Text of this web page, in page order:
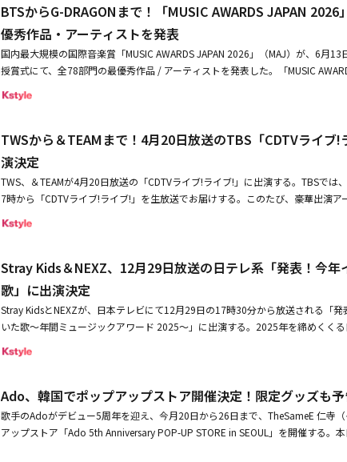
【出演者】※出演順ではございません。DAY1 ＜9月22日（火・祝）＞
幾田りら、RIIZE、NiziU、KickFlip、CORTIS、IDID、KiiiKiii DAY2 ＜9月23日（水
E、BE:FIRST、＆TEAM、INI、Hearts2Hearts、HANA、ALPHA DRIVE ONE、
金】（税込み）・単日券全席指定：18,000円VIPアップグレードチケット ＋
ります。※VIP席アップグレードの発売日等の詳細は、別途ご案内をさせていた
2次先行7月16日（木）17:00～8月2日（日）23:59 ローソンチケット※単日券の
【お問い合わせ】ライブインフォメーションTEL：0570-017-230（平日12:00
ク「INKIGAYO LIVE in TOKYO」公式サイト「INKIGAYO LIVE in TOKYO」公式X
はそのブランドを象徴する豪華K-POPアーティストが一堂に会し、日本でしか
ルステージを届ける。今回の出演ラインアップには、TOMORROW X TOGETHER
りら、RIIZE、CORTIS、BE:FIRST、＆TEAM、HANA、NiziU、INI、KickFlip、
AND2BLE、ALPHA DRIVE ONE、IDIDなど、グローバルに活躍するK-POPアーテ
するアーティストが出演し、世代や国境を越えた多彩なパフォーマンスを通じて
ャーが融合する特別なステージを創
2026年はベルーナドームを舞台に、2日間開催の大型コンサートとして実施。世
アーティストを中心とした圧巻のライブパフォーマンスに加え、日本を代表する
演により、ここでしか味わえないプレミアムなエンターテインメント体験を届
ームにスケールアップ！「SBS人気歌謡」ライブイベントが4月12日と13日に日
大熱狂■開催概要 「
日（水・祝）開場16:00/開演18:00（予定）【会場】ベルーナドーム（埼玉県所
TOMORROW X TOGETHER、IVE、Ado、幾田りら、RIIZE、CORTIS、BE:FIRST
NiziU、INI、KickFlip、Hearts2Hearts、KiiiKiii、AND2BLE、ALPHA DRIVE ONE、
al stage※出演日は後日発表いたします。【チケット料金】（税込み）・単日券
VIPアップグレードチケット ＋12,000円 ・2日通し券全席指定：33,000円VIP
ット ＋24,000円※VIP席はアリーナ前方席を予定しております。※VIP席アップ
の詳細は、別途ご案内をさせていただきます。※VIP席アップグレードのご購入
7月12日（日）23:59ローソンチケット※2日通し券のみ対象となります。【お問
ンフォメーションTEL：0570-017-230（平日12:00～15:00）■関連リンク「
O」公式サイト「INKIGAYO LIVE in TOKYO」公式X
BTSからG-DRAGONまで！「MUSIC AWARDS JAPAN 2026
優秀作品・アーティストを発表
国内最大規模の国際音楽賞「MUSIC AWARDS JAPAN 2026」（MAJ）が、6月13
授賞式にて、全78部門の最優秀作品 / アーティストを発表した。「MUSIC
の国際音楽賞だ。日本をはじめアジアの音楽を世界へ発信し、日本の音楽をグ
業界主要5団体（日本レコード協会、日本音楽事業者協会、日本音楽制作者連盟
会、コンサートプロモーターズ協会）が垣根を越え、世界の音楽業界と連携し、
いていく機会として設立した。「MAJ」では、アーティストをはじめとした音楽
る投票によって、主要6部門を含む全78部門の最優秀作品 / アーティストを決
く）。第2回目となる今年は、6月13日（土）にTOYOTA ARENA TOKYOを含む会
した。主要部門を表彰するGrand Ceremonyの模様はNHKにて生放送、その前
nyおよびGrand Ceremonyの様子は、グローバルプロジェクトパートナーである
配信（※一部地域を除く）、ゴールドパートナーであるNTTドコモの映像配信サ
EMA、radikoでも生配信した。さらに、SpotifyやTikTok、X、YouTubeなどの
でも、ショートコンテンツの発信を行っている。「MAJ」で創設されたのは、多
アーティスト賞」「最優秀アルバム賞」「Best Global Hit from Japan」「最優
APAN 2026」Grand Ceremony 発表一覧】◆最優秀楽曲賞怪獣 ／ サカナクショ
スト賞Mrs. GREEN APPLE◆最優秀ニュー・アーティスト賞HANA◆最優秀アルバ
Kaze◆Best Global Hit from JapanHYPNOTIZE ／ XG◆最優秀アジア楽曲賞【
n ／ HUNTR/X◆最優秀 J-POP 楽曲賞IRIS OUT ／ 米津玄師◆最優秀ロック楽曲賞
TWSから＆TEAMまで！4月20日放送のTBS「CDTVライブ!
演決定
TWS、＆TEAMが4月20日放送の「CDTVライブ!ライブ!」に出演する。TBSでは
7時から「CDTVライブ!ライブ!」を生放送でお届けする。このたび、豪華出演ア
「アイ・アイ・ア」、さらには人気曲「踊」の3曲をすべてフルサイズで歌唱す
名曲「SUPER HAPPY」を約30年の時を経てリメイク・カバーした最新曲「超超
eat. m.c.A・T」をフルサイズテレビ初披露。timeleszはダンスがかわいすぎると
OOD TOGETHER」とテレビ初披露の「4分間だけ時間をください」を披露。櫻
夏鈴がセンターを務める最新曲「The growing up train」、INIは池﨑理人が作詞
U」をパフォーマンスする。＆TEAMはエネルギッシュでワイルドなダンスナンバ
TWSは日本のテレビ初披露となる「OVERDRIVE」を、それぞれフルサイズで披
ラインアップでお届けする、4月20日（月）よる7時からの「CDTVライブ!ライブ
に。・【PHOTO】TWS、ファンミーティングのため日本へ出国・BTSとお揃い
着用！HYBEファミリーのダンス動画が話題「それスノ」出演者も続々参加■放
Stray Kids＆NEXZ、12月29日放送の日テレ系「発表！今年
歌」に出演決定
Stray KidsとNEXZが、日本テレビにて12月29日の17時30分から放送される「
いた歌～年間ミュージックアワード 2025～」に出演する。2025年を締めくく
に、「今年イチバン聴かれた歌」を紹介する。今年最も聴かれた曲・最も聴か
生放送で届ける。このたび、豪華アーティストの出演が続々決定。Spotifyでグル
ストリーミング数100億回を突破し、K-POPグループとしては史上3組目となる
ボード200にて8作連続1位という全世界アーティスト史上初の快挙を達成した
Ado、韓国でポップアップストア開催決定！限定グッズも
歌手のAdoがデビュー5周年を迎え、今月20日から26日まで、TheSameE 仁寺
アップストア「Ado 5th Anniversary POP-UP STORE in SEOUL」を開催する。